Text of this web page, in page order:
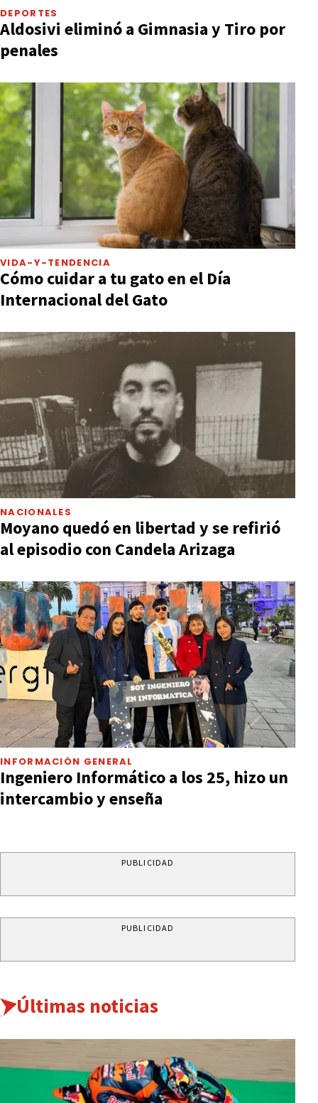
DEPORTES
Aldosivi eliminó a Gimnasia y Tiro por
penales
VIDA-Y-TENDENCIA
Cómo cuidar a tu gato en el Día
Internacional del Gato
NACIONALES
Moyano quedó en libertad y se refirió
al episodio con Candela Arizaga
INFORMACIÓN GENERAL
Ingeniero Informático a los 25, hizo un
intercambio y enseña
PUBLICIDAD
PUBLICIDAD
Últimas noticias